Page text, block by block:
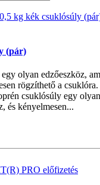
(pár)
olyan edzőeszköz,
rögzíthető a
csuklósúly egy
és kényelmesen...